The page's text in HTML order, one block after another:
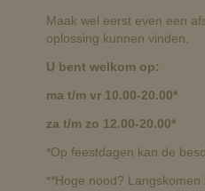
Maak wel eerst even een
oplossing kunnen vinden.
U bent welkom op:
ma t/m vr 10.00-20.00*
za t/m zo 12.00-20.00*
*Op feestdagen kan de
**Hoge nood?